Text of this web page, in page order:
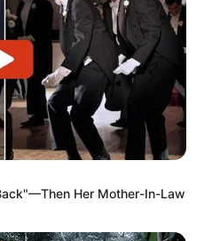
Her Mother-In-Law